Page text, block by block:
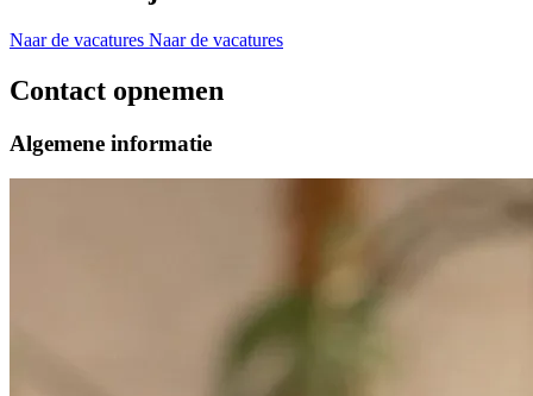
Naar de vacatures Naar de vacatures
Contact opnemen
Algemene informatie